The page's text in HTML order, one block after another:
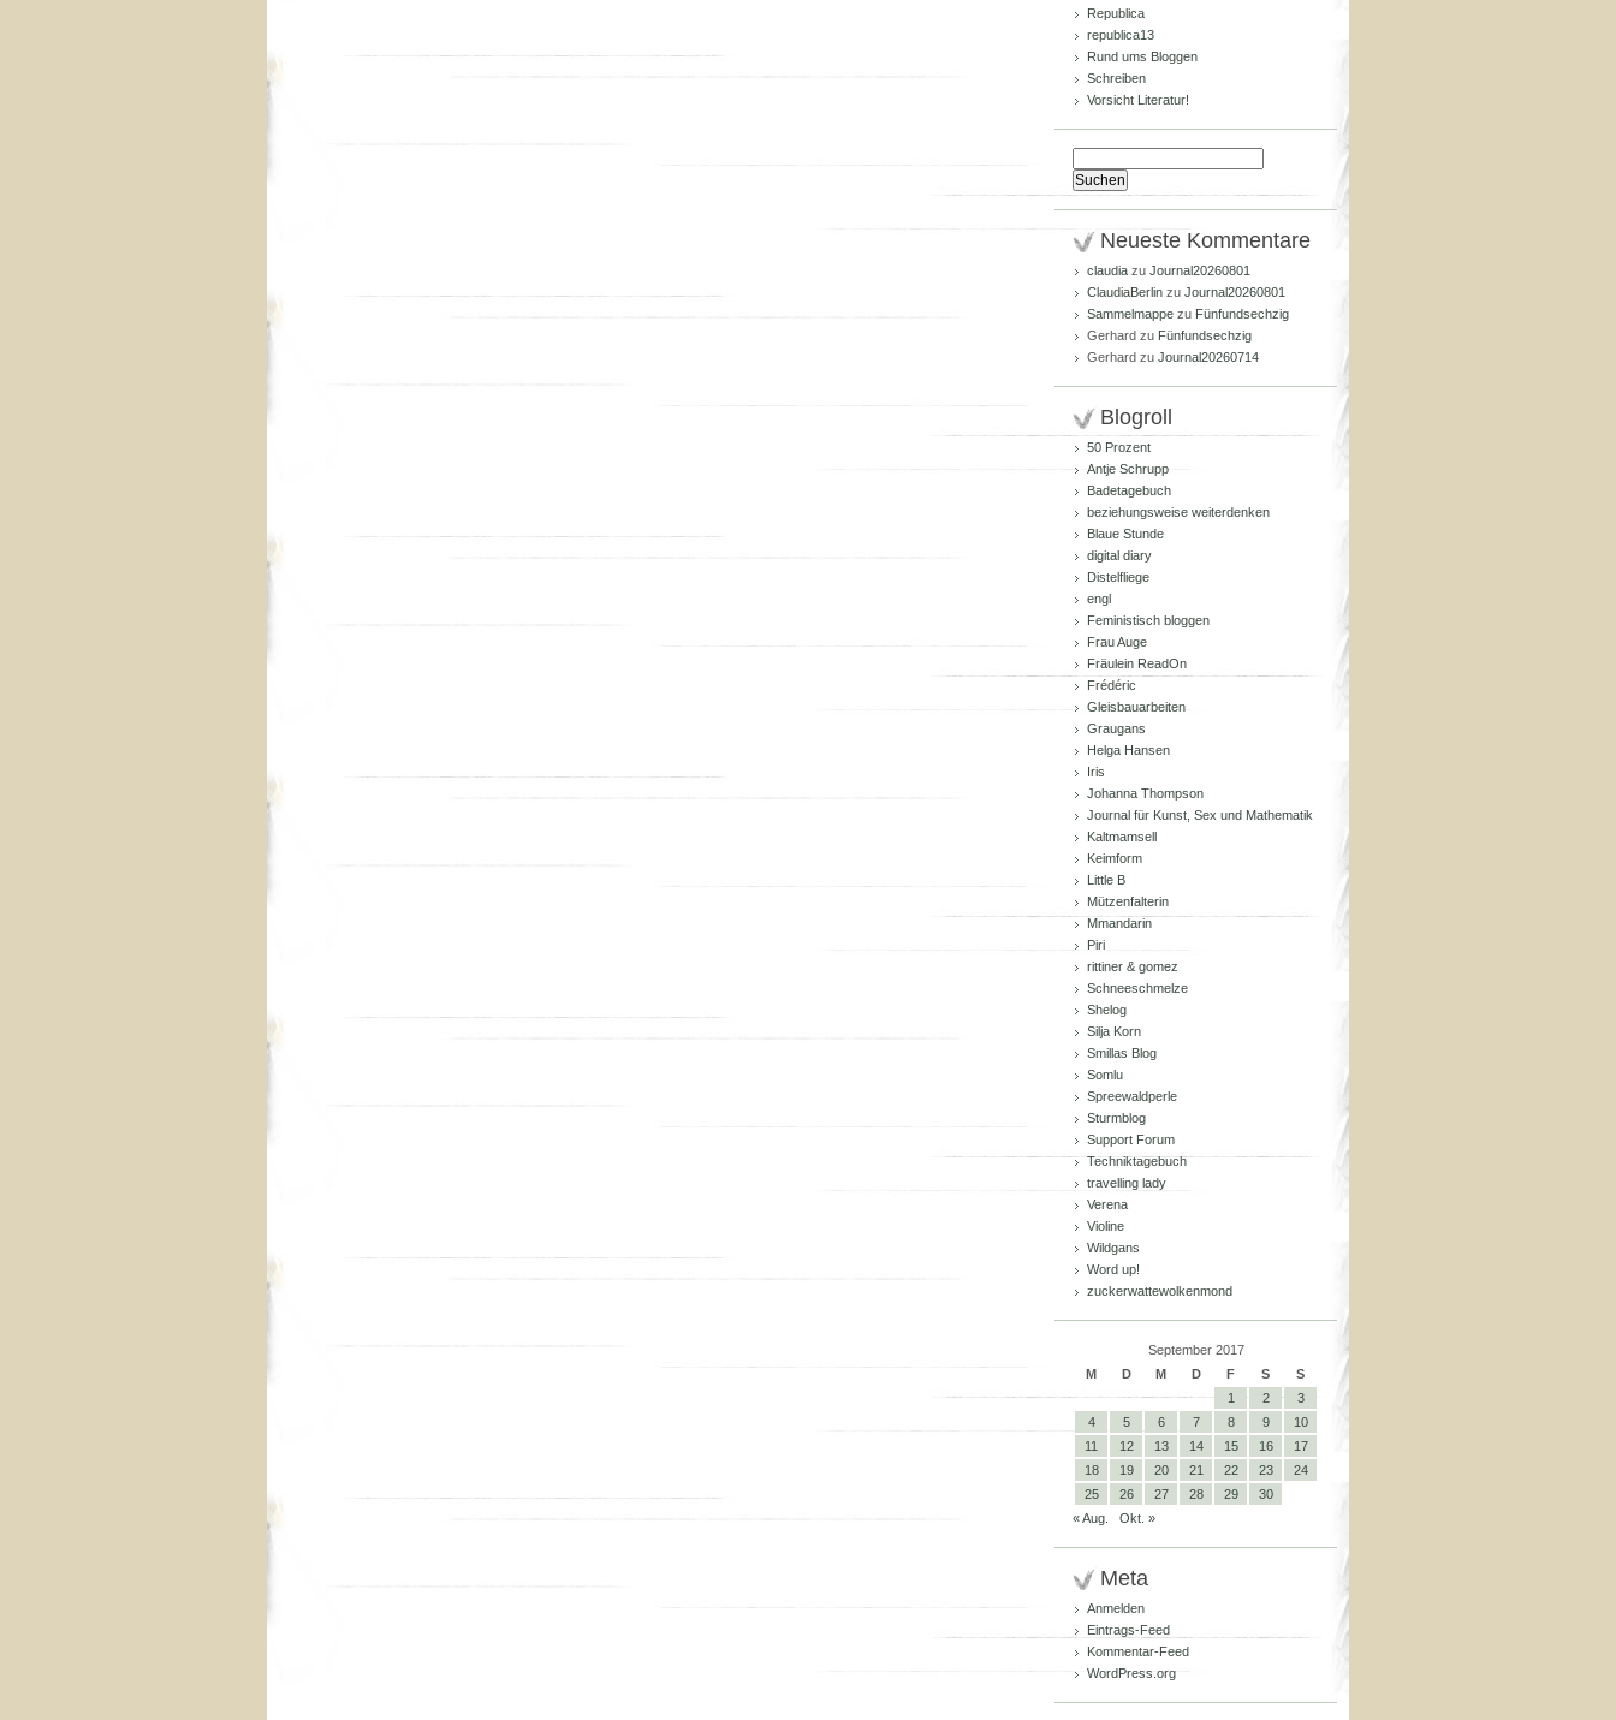
Republica
republica13
Rund ums Bloggen
Schreiben
Vorsicht Literatur!
nach:
Neueste Kommentare
claudia zu Journal20260801
ClaudiaBerlin zu Journal20260801
Sammelmappe zu Fünfundsechzig
Gerhard zu Fünfundsechzig
Gerhard zu Journal20260714
Blogroll
50 Prozent
Antje Schrupp
Badetagebuch
beziehungsweise weiterdenken
Blaue Stunde
digital diary
Distelfliege
engl
Feministisch bloggen
Frau Auge
Fräulein ReadOn
Frédéric
Gleisbauarbeiten
Graugans
Helga Hansen
Iris
Johanna Thompson
Journal für Kunst, Sex und Mathematik
Kaltmamsell
Keimform
Little B
Mützenfalterin
Mmandarin
Piri
rittiner & gomez
Schneeschmelze
Shelog
Silja Korn
Smillas Blog
Somlu
Spreewaldperle
Sturmblog
Support Forum
Techniktagebuch
travelling lady
Verena
Violine
Wildgans
Word up!
zuckerwattewolkenmond
September 2017
M
D M D F S
S
1
2
3
4
5 6 7 8 9
10
11
12 13 14 15 16
17
18
19 20 21 22 23
24
25
26 27 28 29
30
« Aug.
Okt. »
Meta
Anmelden
Eintrags-Feed
Kommentar-Feed
WordPress.org